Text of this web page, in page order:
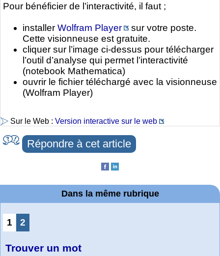
Pour bénéficier de l’interactivité, il faut ;
installer Wolfram Player
sur votre poste.
Cette visionneuse est gratuite.
cliquer sur l’image ci-dessus pour télécharger
l’outil d’analyse qui permet l’interactivité
(notebook Mathematica)
ouvrir le fichier téléchargé avec la visionneuse
(Wolfram Player)
Sur le Web : Version interactive sur le web
Répondre à cet article
Dans la même rubrique
1 2
Trouver un mot